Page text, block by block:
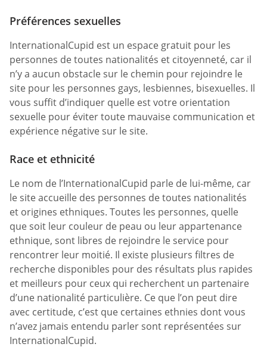
Préférences sexuelles
InternationalCupid est un espace gratuit pour les
personnes de toutes nationalités et citoyenneté, car il
n’y a aucun obstacle sur le chemin pour rejoindre le
site pour les personnes gays, lesbiennes, bisexuelles. Il
vous suffit d’indiquer quelle est votre orientation
sexuelle pour éviter toute mauvaise communication et
expérience négative sur le site.
Race et ethnicité
Le nom de l’InternationalCupid parle de lui-même, car
le site accueille des personnes de toutes nationalités
et origines ethniques. Toutes les personnes, quelle
que soit leur couleur de peau ou leur appartenance
ethnique, sont libres de rejoindre le service pour
rencontrer leur moitié. Il existe plusieurs filtres de
recherche disponibles pour des résultats plus rapides
et meilleurs pour ceux qui recherchent un partenaire
d’une nationalité particulière. Ce que l’on peut dire
avec certitude, c’est que certaines ethnies dont vous
n’avez jamais entendu parler sont représentées sur
InternationalCupid.